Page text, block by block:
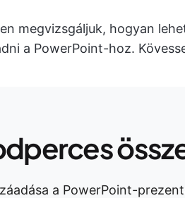
megvizsgáljuk, hogyan
a PowerPoint-hoz.
a PowerPoint-